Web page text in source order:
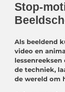
Stop-
Als beeldend
video en
de techniek,
de wereld om